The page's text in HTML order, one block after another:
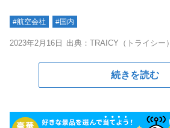
#航空会社 #国内
2023年2月16日 出典：TRAICY（トライシー）
続きを読む